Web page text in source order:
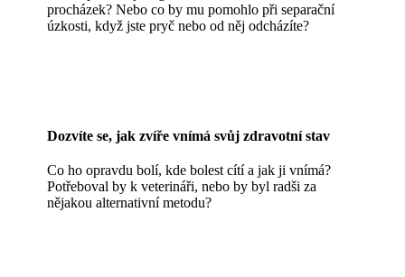
procházek? Nebo co by mu pomohlo při separační
úzkosti, když jste pryč nebo od něj odcházíte?
Dozvíte se, jak zvíře vnímá svůj zdravotní stav
Co ho opravdu bolí, kde bolest cítí a jak ji vnímá?
Potřeboval by k veterináři, nebo by byl radši za
nějakou alternativní metodu?